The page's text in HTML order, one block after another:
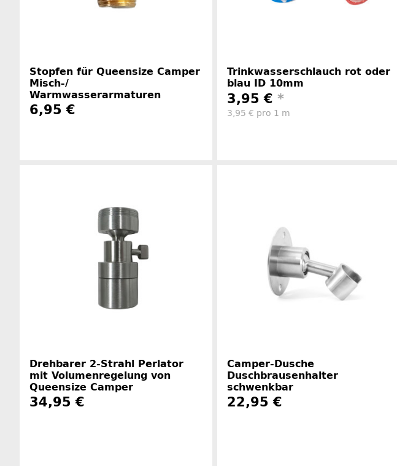
Stopfen für Queensize Camper
Misch-/
Warmwasserarmaturen
6,95 €
Trinkwasserschlauch rot oder
blau ID 10mm
3,95 € *
3,95 € pro 1 m
Drehbarer 2-Strahl Perlator
mit Volumenregelung von
Queensize Camper
34,95 €
Camper-Dusche
Duschbrausenhalter
schwenkbar
22,95 €